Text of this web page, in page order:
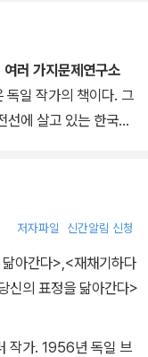
로울 수 없습니다. 뱀
떼어내듯이 자신의
자신을 바꿀 수 있지
해야 할 것들이 있죠.
는 것은 별 의미가 없
여러 가지문제연구소
독일 작가의 책이다. 그
선에 살고 있는 한국인
문학의 아주 오래된
헌을 샅샅이 뒤져가며
깨닫게 된다. 읽다가
브와 SNS에 넘쳐나는
져두고 이 책을 아주
저자파일 신간알림 신청
아간다>,<재채기하다
신의 표정을 닮아간다>
작가. 1956년 독일 브